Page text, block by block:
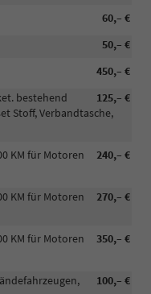
60,– €
50,– €
450,– €
125,– €
bestehend
Stoff, Verbandtasche,
240,– €
KM für Motoren
270,– €
KM für Motoren
350,– €
KM für Motoren
100,– €